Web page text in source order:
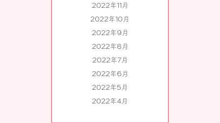
2022年11月
2022年10月
2022年9月
2022年8月
2022年7月
2022年6月
2022年5月
2022年4月